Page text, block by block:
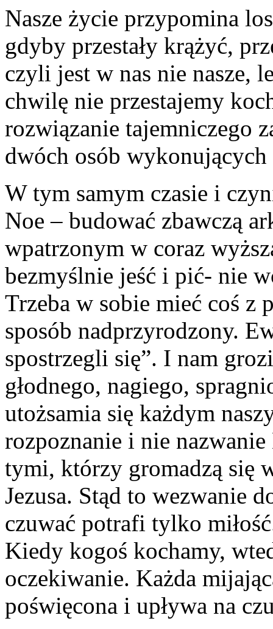
Nasze życie przypomina
gdyby przestały krążyć,
czyli jest w nas nie nasze,
chwilę nie przestajemy
rozwiązanie tajemniczego
dwóch osób wykonujących
W tym samym czasie i
Noe – budować zbawczą
wpatrzonym w coraz
bezmyślnie jeść i pić- nie
Trzeba w sobie mieć coś
sposób nadprzyrodzony.
spostrzegli się”. I nam
głodnego, nagiego,
utożsamia się każdym
rozpoznanie i nie
tymi, którzy gromadzą się
Jezusa. Stąd to wezwanie
czuwać potrafi tylko
Kiedy kogoś kochamy,
oczekiwanie. Każda
poświęcona i upływa na